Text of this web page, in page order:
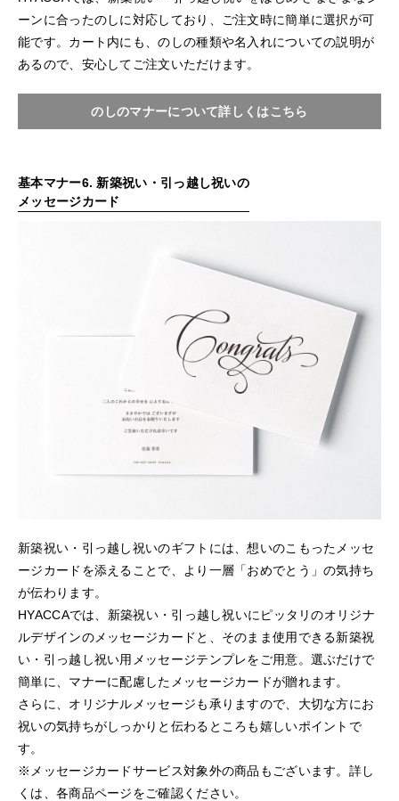
ーンに合ったのしに対応しており、ご注文時に簡単に選択が可
能です。カート内にも、のしの種類や名入れについての説明が
あるので、安心してご注文いただけます。
のしのマナーについて詳しくはこちら
基本マナー6. 新築祝い・引っ越し祝いの
メッセージカード
新築祝い・引っ越し祝いのギフトには、想いのこもったメッセ
ージカードを添えることで、より一層「おめでとう」の気持ち
が伝わります。
HYACCAでは、新築祝い・引っ越し祝いにピッタリのオリジナ
ルデザインのメッセージカードと、そのまま使用できる新築祝
い・引っ越し祝い用メッセージテンプレをご用意。選ぶだけで
簡単に、マナーに配慮したメッセージカードが贈れます。
さらに、オリジナルメッセージも承りますので、大切な方にお
祝いの気持ちがしっかりと伝わるところも嬉しいポイントで
す。
※メッセージカードサービス対象外の商品もございます。詳し
くは、各商品ページをご確認ください。